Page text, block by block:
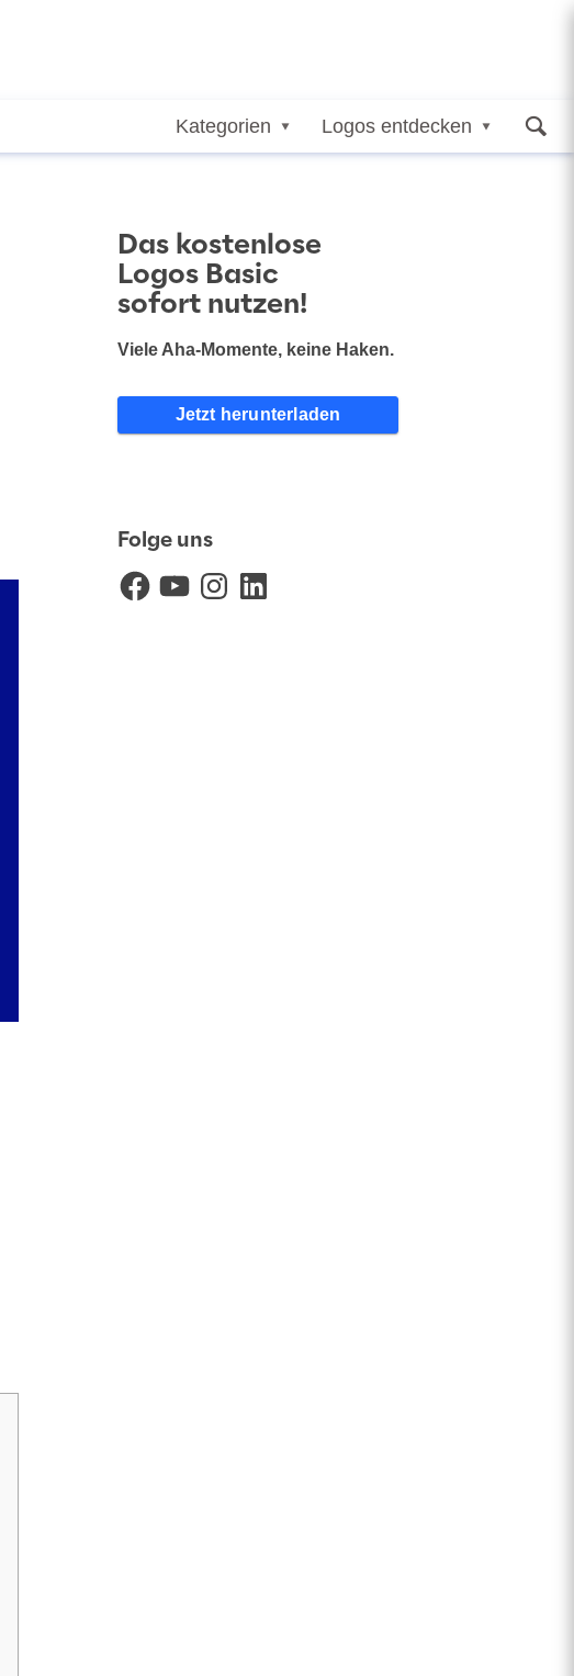
Kategorien Logos entdecken
Das kostenlose
Logos Basic
sofort nutzen!
Viele Aha-Momente, keine Haken.
Jetzt herunterladen
Folge uns
FacebookYouTubeInstagramLinkedIn